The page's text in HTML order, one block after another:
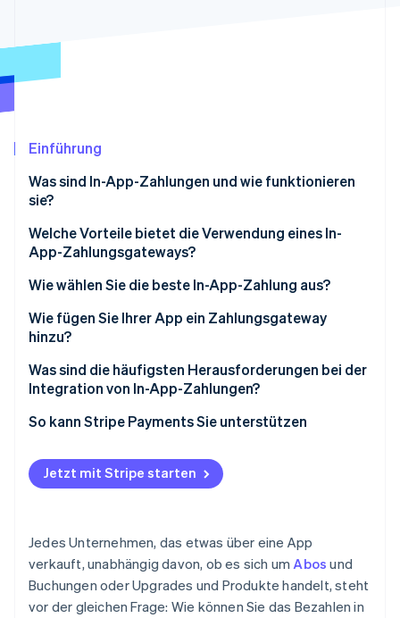
Start-up-Gründung
Climate
Stripe-Sessions 2026
Erfahren Sie, wie Stripe Lösungen für
Einführung
Was sind In-App-Zahlungen und wie funktionieren
sie?
Welche Vorteile bietet die Verwendung eines In-
App-Zahlungsgateways?
Ein schnellerer, sauberer Checkout
Sicherheit, die mit Ihnen skaliert
Markenkonsistenz und Einblicke
Wie wählen Sie die beste In-App-Zahlung aus?
Kenne deine Plattformregeln
Denken Sie an die Entwicklererfahrung
Preisgestaltung und Skalierbarkeit verstehen
Wie fügen Sie Ihrer App ein Zahlungsgateway
hinzu?
1. Konto für Ihre Zahlung einrichten
2. SDK oder API integrieren
3. Sichere Serverlogik hinzufügen
4. Testen, dann live gehen
Was sind die häufigsten Herausforderungen bei der
Integration von In-App-Zahlungen?
Sicherheit und Compliance
Anforderungen an den App-Store
Komplexität der Integration
So kann Stripe Payments Sie unterstützen
Jetzt mit Stripe starten
Jedes Unternehmen, das etwas über eine App
verkauft, unabhängig davon, ob es sich umAbos und
Buchungen oder Upgrades und Produkte handelt, steht
vor der gleichen Frage: Wie können Sie das Bezahlen in